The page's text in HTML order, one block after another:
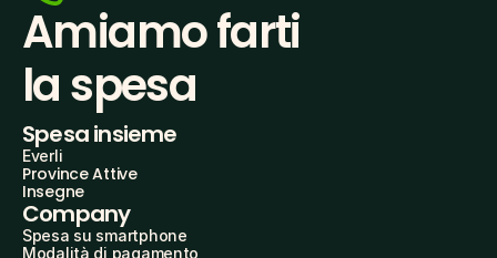
Amiamo farti
la spesa
Spesa insieme
Everli
Province Attive
Insegne
Company
Spesa su smartphone
Modalità di pagamento